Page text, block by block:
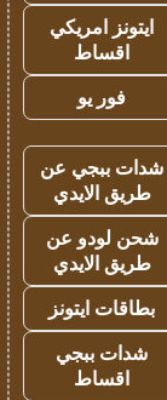
ايتونز امريكي
اقساط
فور يو
شدات ببجي عن
طريق الايدي
شحن لودو عن
طريق الايدي
بطاقات ايتونز
شدات ببجي
اقساط